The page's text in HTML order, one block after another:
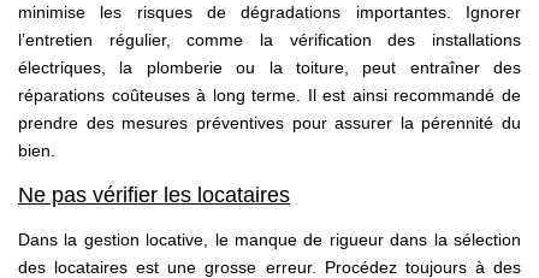
minimise les risques de dégradations importantes. Ignorer
l’entretien régulier, comme la vérification des installations
électriques, la plomberie ou la toiture, peut entraîner des
réparations coûteuses à long terme. Il est ainsi recommandé de
prendre des mesures préventives pour assurer la pérennité du
bien.
Ne pas vérifier les locataires
Dans la gestion locative, le manque de rigueur dans la sélection
des locataires est une grosse erreur. Procédez toujours à des